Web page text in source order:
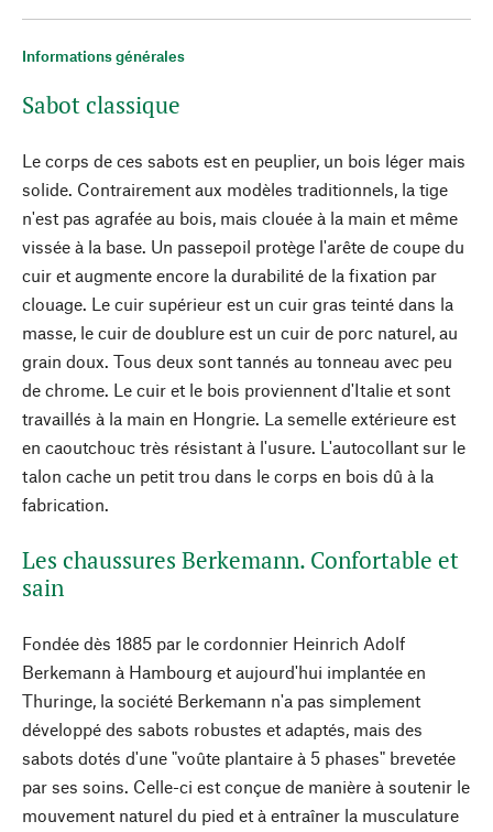
Informations générales
Sabot classique
Le corps de ces sabots est en peuplier, un bois léger mais
solide. Contrairement aux modèles traditionnels, la tige
n'est pas agrafée au bois, mais clouée à la main et même
vissée à la base. Un passepoil protège l'arête de coupe du
cuir et augmente encore la durabilité de la fixation par
clouage. Le cuir supérieur est un cuir gras teinté dans la
masse, le cuir de doublure est un cuir de porc naturel, au
grain doux. Tous deux sont tannés au tonneau avec peu
de chrome. Le cuir et le bois proviennent d'Italie et sont
travaillés à la main en Hongrie. La semelle extérieure est
en caoutchouc très résistant à l'usure. L'autocollant sur le
talon cache un petit trou dans le corps en bois dû à la
fabrication.
Les chaussures Berkemann. Confortable et
sain
Fondée dès 1885 par le cordonnier Heinrich Adolf
Berkemann à Hambourg et aujourd'hui implantée en
Thuringe, la société Berkemann n'a pas simplement
développé des sabots robustes et adaptés, mais des
sabots dotés d'une "voûte plantaire à 5 phases" brevetée
par ses soins. Celle-ci est conçue de manière à soutenir le
mouvement naturel du pied et à entraîner la musculature